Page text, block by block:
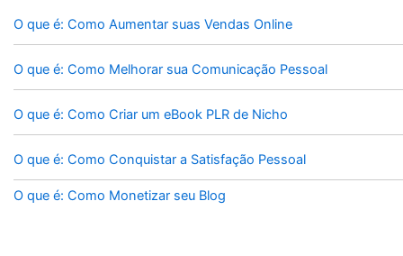
O que é: Como Aumentar suas Vendas Online
O que é: Como Melhorar sua Comunicação Pessoal
O que é: Como Criar um eBook PLR de Nicho
O que é: Como Conquistar a Satisfação Pessoal
O que é: Como Monetizar seu Blog